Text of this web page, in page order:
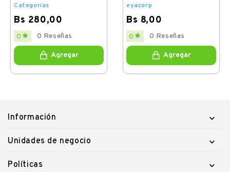
Categorías
Bs 280,00
Price
0  0 Reseñas
Agregar
eyacorp
Bs 8,00
Price
0  0 Reseñas
Agregar
Información 
Unidades de negocio 
Políticas 